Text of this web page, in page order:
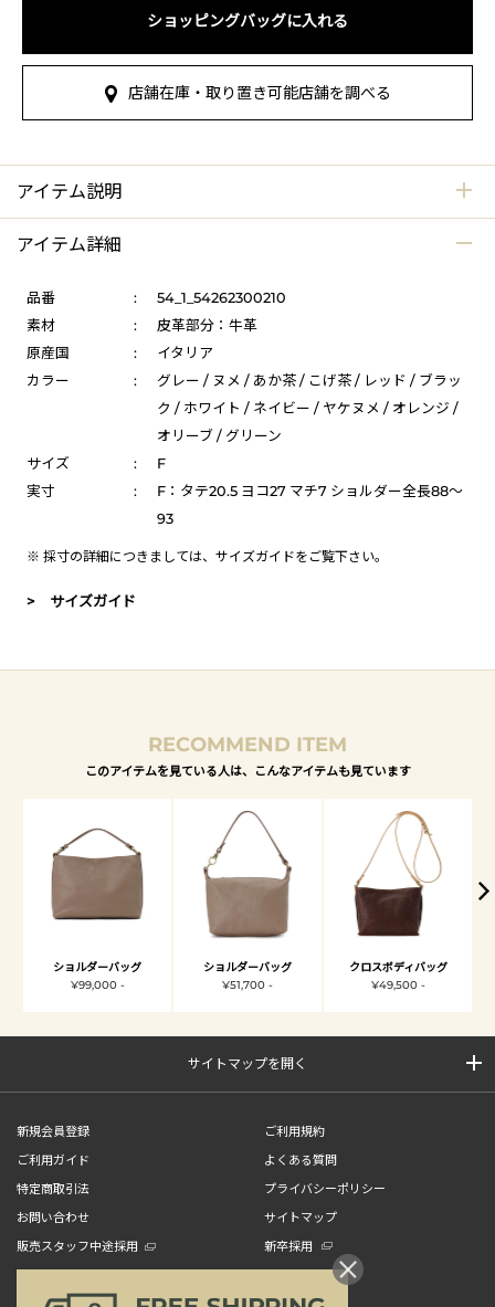
ショッピングバッグに入れる
店舗在庫・取り置き可能店舗を調べる
アイテム説明
アイテム詳細
品番 :
54_1_54262300210
素材
:
皮革部分：牛革
原産国
:
イタリア
カラー
:
グレー / ヌメ / あか茶 / こげ茶 / レッド / ブラッ
ク / ホワイト / ネイビー / ヤケヌメ / オレンジ /
オリーブ / グリーン
サイズ
:
F
実寸
:
F：タテ20.5 ヨコ27 マチ7 ショルダー全長88～
93
※ 採寸の詳細につきましては、 サイズガイドをご覧下さい。
> サイズガイド
RECOMMEND ITEM
このアイテムを見ている人は、こんなアイテムも見ています
ショルダーバッグ
¥99,000 -
ショルダーバッグ
¥51,700 -
クロスボディバッグ
¥49,500 -
サイトマップを開く
新規会員登録
ご利用規約
ご利用ガイド
よくある質問
特定商取引法
プライバシーポリシー
お問い合わせ
サイトマップ
販売スタッフ中途採用
新卒採用